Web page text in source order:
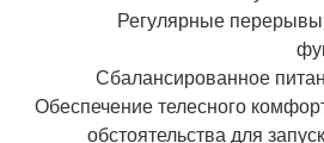
Регулярные
Сбалансированное
Обеспечение телесного
обстоятельства для